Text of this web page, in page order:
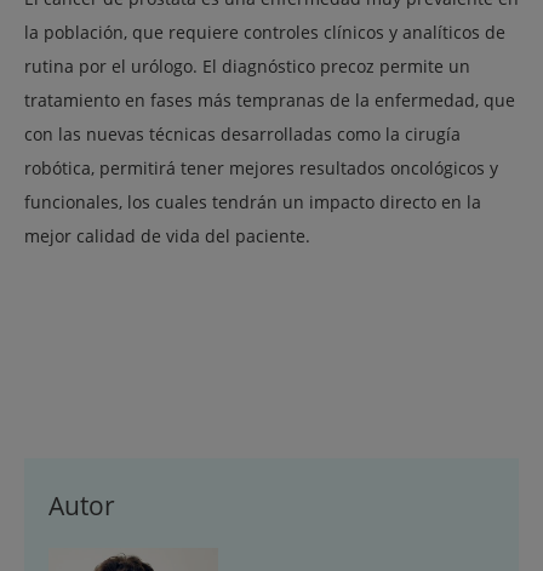
la población, que requiere controles clínicos y analíticos de
rutina por el urólogo. El diagnóstico precoz permite un
tratamiento en fases más tempranas de la enfermedad, que
con las nuevas técnicas desarrolladas como la cirugía
robótica, permitirá tener mejores resultados oncológicos y
funcionales, los cuales tendrán un impacto directo en la
mejor calidad de vida del paciente.
Autor